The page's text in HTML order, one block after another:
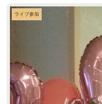
ライブ参加